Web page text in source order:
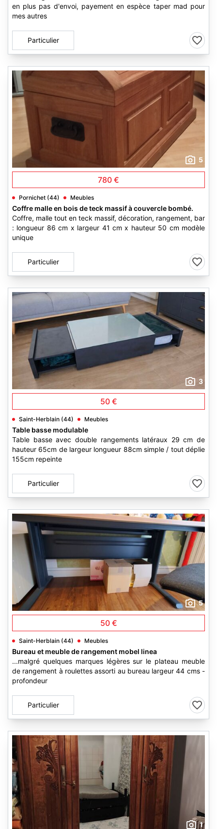
en plus pas d'envoi, payement en espèce taper mad pour
mes autres
Particulier
5
780 €
Pornichet (44) Meubles
Coffre malle en bois de teck massif à couvercle bombé.
Coffre, malle tout en teck massif, décoration, rangement, bar
: longueur 86 cm x largeur 41 cm x hauteur 50 cm modèle
unique
Particulier
3
50 €
Saint-Herblain (44) Meubles
Table basse modulable
Table basse avec double rangements latéraux 29 cm de
hauteur 65cm de largeur longueur 88cm simple / tout déplie
155cm repeinte
Particulier
5
50 €
Saint-Herblain (44) Meubles
Bureau et meuble de rangement mobel linea
...malgré quelques marques légères sur le plateau meuble
de rangement à roulettes assorti au bureau largeur 44 cms -
profondeur
Particulier
1